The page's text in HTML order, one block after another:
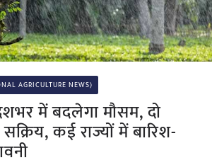
AGRICULTURE NEWS)
में बदलेगा मौसम, दो
सक्रिय, कई राज्यों में बारिश-